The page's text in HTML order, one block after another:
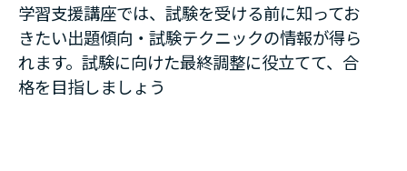
学習支援講座では、試験を受ける前に知ってお
きたい出題傾向・試験テクニックの情報が得ら
れます。試験に向けた最終調整に役立てて、合
格を目指しましょう